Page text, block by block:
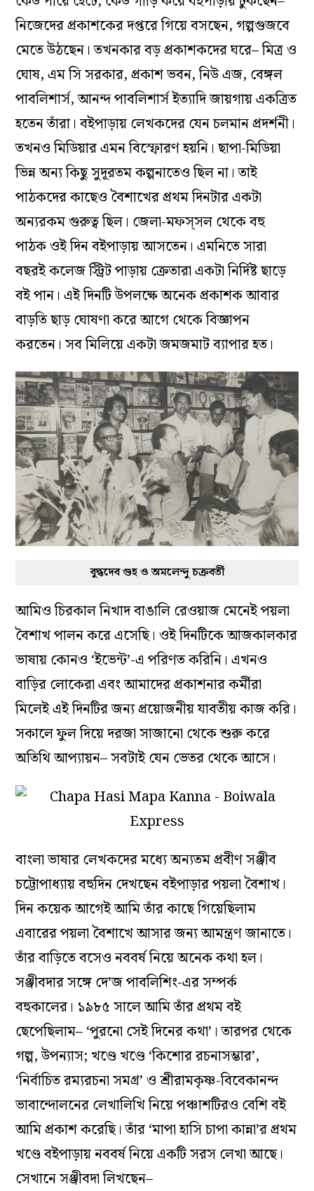
নিজেদের প্রকাশকের দপ্তরে গিয়ে বসছেন, গল্পগুজবে
মেতে উঠছেন। তখনকার বড় প্রকাশকদের ঘরে– মিত্র ও
ঘোষ, এম সি সরকার, প্রকাশ ভবন, নিউ এজ, বেঙ্গল
পাবলিশার্স, আনন্দ পাবলিশার্স ইত্যাদি জায়গায় একত্রিত
হতেন তাঁরা। বইপাড়ায় লেখকদের যেন চলমান প্রদর্শনী।
তখনও মিডিয়ার এমন বিস্ফোরণ হয়নি। ছাপা-মিডিয়া
ভিন্ন অন্য কিছু সুদূরতম কল্পনাতেও ছিল না। তাই
পাঠকদের কাছেও বৈশাখের প্রথম দিনটার একটা
অন্যরকম গুরুত্ব ছিল। জেলা-মফস্‌সল থেকে বহু
পাঠক ওই দিন বইপাড়ায় আসতেন। এমনিতে সারা
বছরই কলেজ স্ট্রিট পাড়ায় ক্রেতারা একটা নির্দিষ্ট ছাড়ে
বই পান। এই দিনটি উপলক্ষে অনেক প্রকাশক আবার
বাড়তি ছাড় ঘোষণা করে আগে থেকে বিজ্ঞাপন
করতেন। সব মিলিয়ে একটা জমজমাট ব্যাপার হত।
বুদ্ধদেব গুহ ও অমলেন্দু চক্রবর্তী
আমিও চিরকাল নিখাদ বাঙালি রেওয়াজ মেনেই পয়লা
বৈশাখ পালন করে এসেছি। ওই দিনটিকে আজকালকার
ভাষায় কোনও ‘ইভেন্ট’-এ পরিণত করিনি। এখনও
বাড়ির লোকেরা এবং আমাদের প্রকাশনার কর্মীরা
মিলেই এই দিনটির জন্য প্রয়োজনীয় যাবতীয় কাজ করি।
সকালে ফুল দিয়ে দরজা সাজানো থেকে শুরু করে
অতিথি আপ্যায়ন– সবটাই যেন ভেতর থেকে আসে।
বাংলা ভাষার লেখকদের মধ্যে অন্যতম প্রবীণ সঞ্জীব
চট্টোপাধ্যায় বহুদিন দেখছেন বইপাড়ার পয়লা বৈশাখ।
দিন কয়েক আগেই আমি তাঁর কাছে গিয়েছিলাম
এবারের পয়লা বৈশাখে আসার জন্য আমন্ত্রণ জানাতে।
তাঁর বাড়িতে বসেও নববর্ষ নিয়ে অনেক কথা হল।
সঞ্জীবদার সঙ্গে দে’জ পাবলিশিং-এর সম্পর্ক
বহুকালের। ১৯৮৫ সালে আমি তাঁর প্রথম বই
ছেপেছিলাম– ‘পুরনো সেই দিনের কথা’। তারপর থেকে
গল্প, উপন্যাস; খণ্ডে খণ্ডে ‘কিশোর রচনাসম্ভার’,
‘নির্বাচিত রম্যরচনা সমগ্র’ ও শ্রীরামকৃষ্ণ-বিবেকানন্দ
ভাবান্দোলনের লেখালিখি নিয়ে পঞ্চাশটিরও বেশি বই
আমি প্রকাশ করেছি। তাঁর ‘মাপা হাসি চাপা কান্না’র প্রথম
খণ্ডে বইপাড়ায় নববর্ষ নিয়ে একটি সরস লেখা আছে।
সেখানে সঞ্জীবদা লিখছেন–